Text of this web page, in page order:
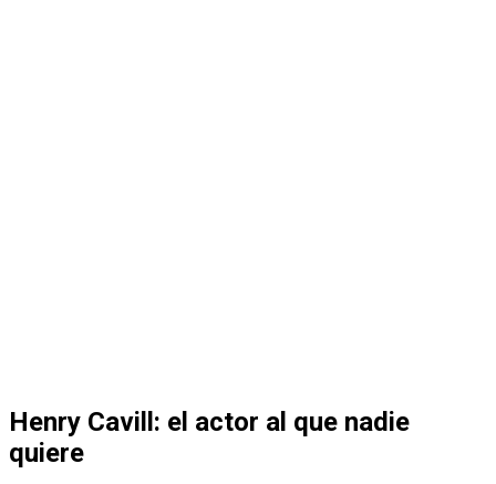
Henry Cavill: el actor al que nadie
quiere